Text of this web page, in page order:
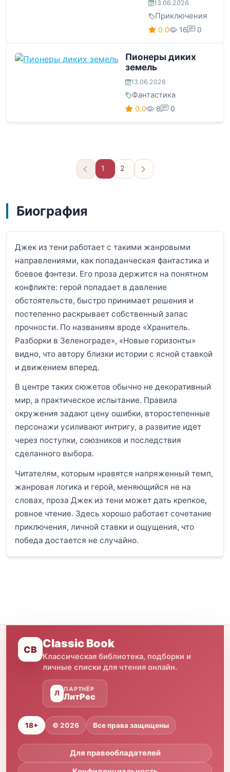
13.06.2026
Приключения
0.0 16 0
Пионеры диких
земель
13.06.2026
Фантастика
0.0 8 0
1 2
Вперёд
Биография
Джек из тени работает с такими жанровыми
направлениями, как попаданческая фантастика и
боевое фэнтези. Его проза держится на понятном
конфликте: герой попадает в давление
обстоятельств, быстро принимает решения и
постепенно раскрывает собственный запас
прочности. По названиям вроде «Хранитель.
Разборки в Зеленограде», «Новые горизонты»
видно, что автору близки истории с ясной ставкой
и движением вперед.
В центре таких сюжетов обычно не декоративный
мир, а практическое испытание. Правила
окружения задают цену ошибки, второстепенные
персонажи усиливают интригу, а развитие идет
через поступки, союзников и последствия
сделанного выбора.
Читателям, которым нравятся напряженный темп,
жанровая логика и герой, меняющийся не на
словах, проза Джек из тени может дать крепкое,
ровное чтение. Здесь хорошо работает сочетание
приключения, личной ставки и ощущения, что
победа достается не случайно.
CB Classic Book
Классическая библиотека, подборки и
личные списки для чтения онлайн.
Л
ПАРТНЁР
ЛитРес
18+ © 2026 Все права защищены
Для правообладателей